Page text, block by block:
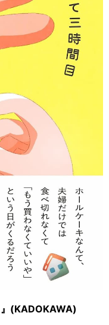
』(KADOKAWA)